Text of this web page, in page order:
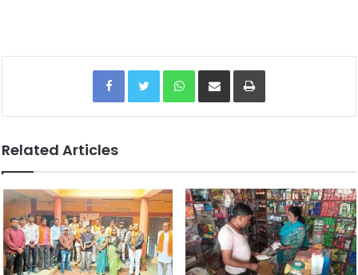
Facebook Twitter WhatsApp
Related Articles